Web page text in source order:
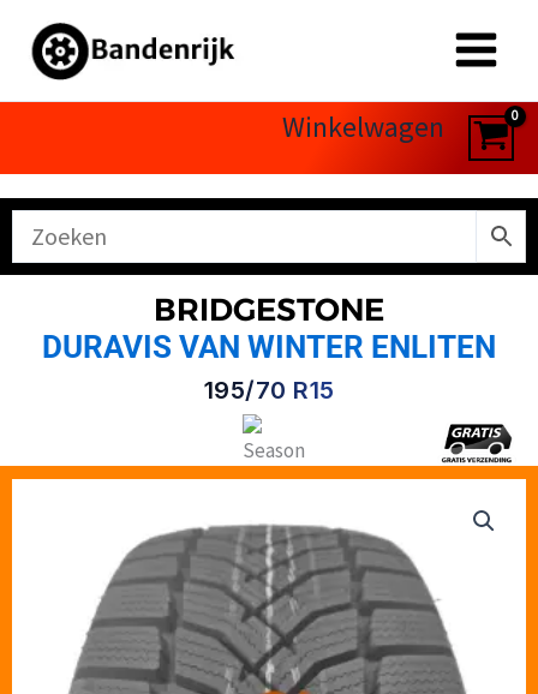
naar
Winkelwagen
BRIDGESTONE
DURAVIS VAN WINTER ENLITEN
195/70 R15